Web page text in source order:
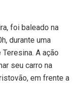
foi baleado na
durante uma
A ação
seu carro na
em frente a